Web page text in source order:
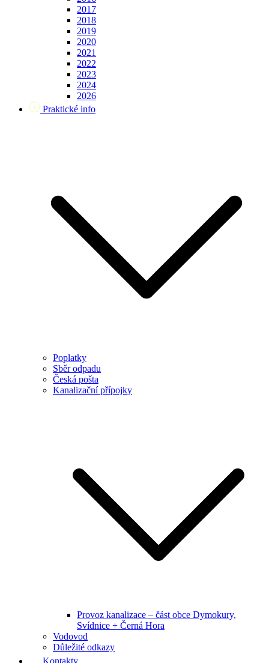
2017
2018
2019
2020
2021
2022
2023
2024
2026
Praktické info
Poplatky
Sběr odpadu
Česká pošta
Kanalizační přípojky
Provoz kanalizace – část obce Dymokury,
Svídnice + Černá Hora
Vodovod
Důležité odkazy
Kontakty